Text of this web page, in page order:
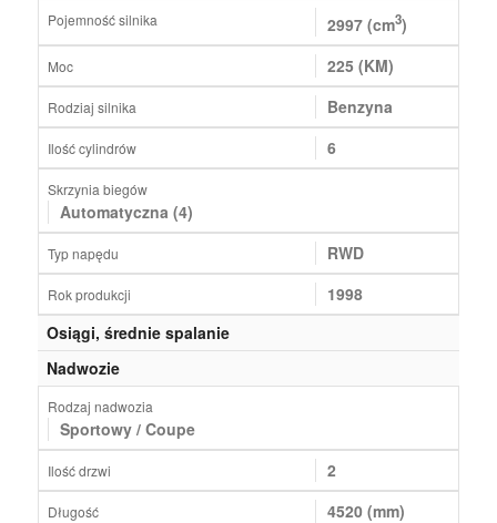
Pojemność silnika 2997 (cm3)
Moc 225 (KM)
Rodziaj silnika Benzyna
Ilość cylindrów 6
Skrzynia biegów
Automatyczna (4)
Typ napędu RWD
Rok produkcji
1998
Osiągi, średnie spalanie
Nadwozie
Rodzaj nadwozia
Sportowy / Coupe
Ilość drzwi 2
Długość 4520 (mm)